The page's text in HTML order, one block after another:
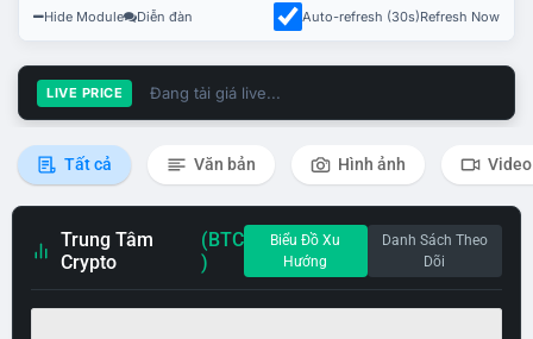
Hide Module Diễn đàn Auto-refresh (30s)Refresh Now
LIVE PRICE Đang tải giá live...
Tất cả Văn bản Hình ảnh Video
Trung Tâm
Crypto
(BTC
)
Biểu Đồ Xu
Hướng
Danh Sách Theo
Dõi